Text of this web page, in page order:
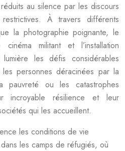
au silence par les discours
À travers différents
la photographie poignante, le
militant et l’installation
les défis considérables
personnes déracinées par la
pauvreté ou les catastrophes
incroyable résilience et leur
qui les accueillent.
les conditions de vie
les camps de réfugiés, où